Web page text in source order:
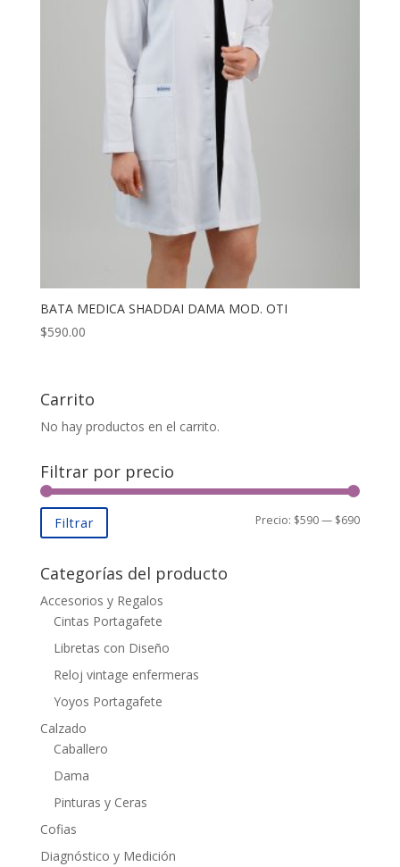
BATA MEDICA SHADDAI DAMA MOD. OTI
$590.00
Carrito
No hay productos en el carrito.
Filtrar por precio
Filtrar Precio: $590— $690
Categorías del producto
Accesorios y Regalos
Cintas Portagafete
Libretas con Diseño
Reloj vintage enfermeras
Yoyos Portagafete
Calzado
Caballero
Dama
Pinturas y Ceras
Cofias
Diagnóstico y Medición